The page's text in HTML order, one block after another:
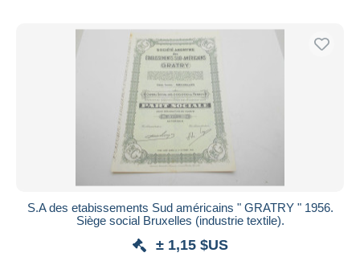
S.A des etabissements Sud américains " GRATRY " 1956.
Siège social Bruxelles (industrie textile).
± 1,15 $US